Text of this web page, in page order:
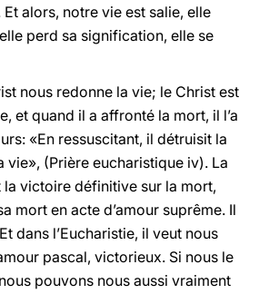
Et alors, notre vie est salie, elle
perd sa signification, elle se
nous redonne la vie; le Christ est
et quand il a affronté la mort, il l’a
«En ressuscitant, il détruisit la
vie», (Prière eucharistique iv). La
la victoire définitive sur la mort,
mort en acte d’amour suprême. Il
dans l’Eucharistie, il veut nous
pascal, victorieux. Si nous le
pouvons nous aussi vraiment